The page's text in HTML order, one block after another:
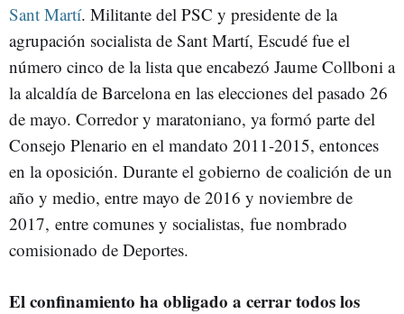
DEPORTES CARRERAS GIMNASIOS DE BARCELONA
Sant Martí. Militante del PSC y presidente de la
agrupación socialista de Sant Martí, Escudé fue el
número cinco de la lista que encabezó Jaume Collboni a
la alcaldía de Barcelona en las elecciones del pasado 26
de mayo. Corredor y maratoniano, ya formó parte del
Consejo Plenario en el mandato 2011-2015, entonces
en la oposición. Durante el gobierno de coalición de un
año y medio, entre mayo de 2016 y noviembre de
2017, entre comunes y socialistas, fue nombrado
comisionado de Deportes.
El confinamiento ha obligado a cerrar todos los